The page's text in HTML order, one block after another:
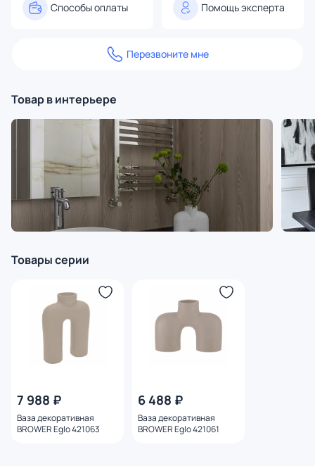
Способы оплаты Помощь эксперта
Перезвоните мне
Товар в интерьере
Товары серии
7 988 ₽
Ваза декоративная
BROWER Eglo 421063
6 488 ₽
Ваза декоративная
BROWER Eglo 421061